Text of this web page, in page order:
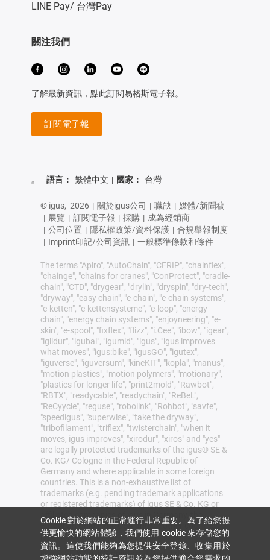
LINE Pay/ 台灣Pay
關注我們
了解最新資訊，點此訂閱易格斯電子報。
訂閱電子報
語言： 繁體中文 | 國家： 台灣
© igus, 2026 | 關於igus公司 | 職缺 | 媒體/新聞稿
| 展覽 | 訂閱電子報 | 採購 | 成為經銷商
| 公司位置 | 隱私權政策/資料保護 | 合規舉報制度
| Imprint印記/公司資訊 | 一般標準條款和條件
The terms "Apiro", "AutoChain", "CFRIP", "chainflex",
"chainge", "chains for cranes", "ConProtect", "cradle-
chain", "CTD", "drygear", "drylin", "dryspin", "dry-tech",
"dryway", "easy chain", "e-chain", "e-chain systems",
"e-ketten", "e-kettensysteme", "e-loop", "energy
chain", "energy chain systems", "enjoyneering", "e-
skin", "e-spool", "fixflex", "flizz", "i.Cee", "ibow", "igear",
"iglidur", "igubal", "igumid", "igus", "igus improves
what moves", "igus:bike", "igusGO", "igutex",
"iguverse", "iguversum", "kineKIT", "kopla", "manus",
"motion plastics", "motion polymers", "motionary",
"plastics for longer life", "print2mold", "Rawbot",
"RBTX", "readycable", "readychain", "ReBeL",
"ReCyycle", "reguse", "robolink", "Rohbot", "savfe",
"speedigus", "superwise", "take the dryway",
"tribofilament", "triflex", "twisterchain", "when it
moves, igus improves", "xirodur", "xiros" and "yes"
are legally protected trademarks of the igus® SE &
Co. KG/ Cologne in the Federal Republic of
Germany and where applicable in some foreign
countries. This is a non-exhaustive list of
trademarks (e.g. pending trademark applications
or registered trademarks) of igus SE & Co. KG or
affiliated companies of igus in Germany, the
European Union, the USA and/or other countries or
jurisdictions.
igus® SE & Co. KG points out that it does not sell
Cookie 對於網站的正常運行非常重要。為了給您提
供更愉快的網站體驗，我們使用 cookie 來存儲您的
資訊。這使我們能夠為您提供安全登錄、收集用於